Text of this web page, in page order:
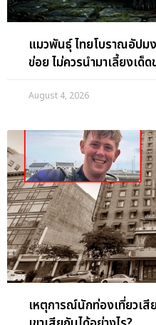
แมวพันธุ์ ไทยโบราณอัป
ข่อย ไม่ควรนำมาเลี้ยงเด็ด
August 4, 2026